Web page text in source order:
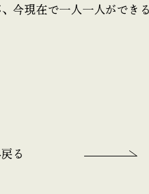
今現在で一人一人ができ
る